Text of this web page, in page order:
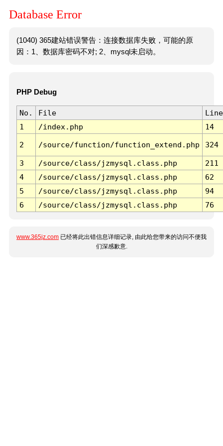
Database Error
(1040) 365建站错误警告：连接数据库失败，可能的原
因：1、数据库密码不对; 2、mysql未启动。
PHP Debug
No. File
Line
1
/index.php 14
2 /source/function/function_extend.php 324
3 /source/class/jzmysql.class.php
211
4
/source/class/jzmysql.class.php
62
5
/source/class/jzmysql.class.php
94
6
/source/class/jzmysql.class.php 76
www.365jz.com 已经将此出错信息详细记录, 由此给您带来的访问不便我
们深感歉意.